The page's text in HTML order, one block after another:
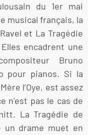
du 1er mai
musical français, la
et La Tragédie
encadrent une
Bruno
pour pianos. Si la
l’Oye, est assez
n’est pas le cas de
La Tragédie de
un drame muet en